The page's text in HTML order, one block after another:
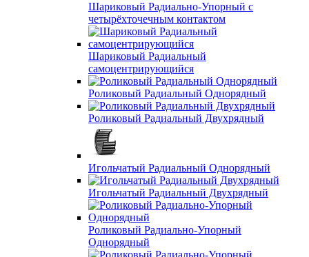
Шариковый Радиально-Упорный с
четырёхточечным контактом
Шариковый Радиальный
самоцентрирующийся
Роликовый Радиальный Однорядный
Роликовый Радиальный Двухрядный
Игольчатый Радиальный Однорядный
Игольчатый Радиальный Двухрядный
Роликовый Радиально-Упорный
Однорядный